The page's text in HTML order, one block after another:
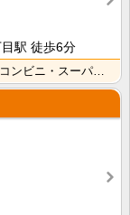
駅 徒歩6分